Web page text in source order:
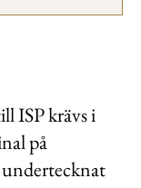
ISP krävs i
på